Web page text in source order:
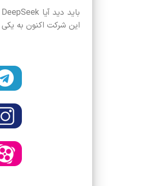
این شرکت اکنون به